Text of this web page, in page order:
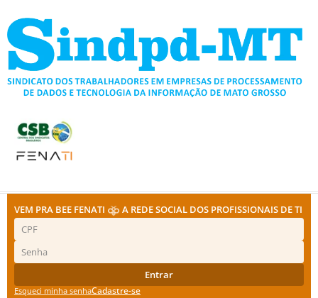
para
conteúdo
VEM PRA BEE FENATI A REDE SOCIAL DOS PROFISSIONAIS DE TI
Entrar
Esqueci minha senhaCadastre-se